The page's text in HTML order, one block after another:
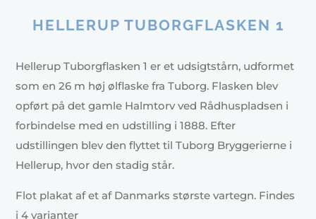
HELLERUP TUBORGFLASKEN 1
Hellerup Tuborgflasken 1 er et udsigtstårn, udformet
som en 26 m høj ølflaske fra Tuborg. Flasken blev
opført på det gamle Halmtorv ved Rådhuspladsen i
forbindelse med en udstilling i 1888. Efter
udstillingen blev den flyttet til Tuborg Bryggerierne i
Hellerup, hvor den stadig står.
Flot plakat af et af Danmarks største vartegn. Findes
i 4 varianter